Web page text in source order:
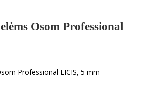
Osom Professional
Professional EICIS, 5 mm